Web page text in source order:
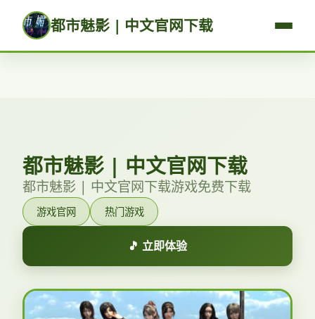
都市魅影 | 中文官网下载
都市魅影 | 中文官网下载
都市魅影 | 中文官网下载游戏免费下载
游戏官网 热门游戏
🎵 立即体验